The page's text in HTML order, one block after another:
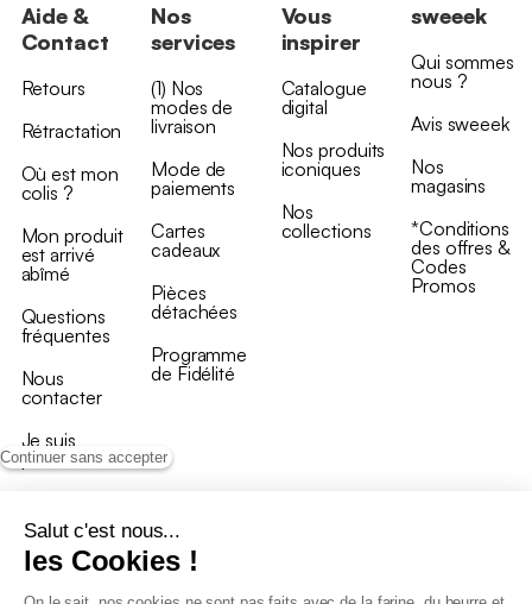
Continuer sans accepter
Salut c'est nous...
les Cookies !
Aide &
Contact
Retours
Rétractation
Où est mon
colis ?
Mon produit
est arrivé
abîmé
Questions
fréquentes
Nous
contacter
Je suis
professionnel
Nos
services
(1) Nos
modes de
livraison
Mode de
paiements
Cartes
cadeaux
Pièces
détachées
Programme
de Fidélité
Vous
inspirer
Catalogue
digital
Nos produits
iconiques
Nos
collections
sweeek
Qui sommes
nous ?
Avis sweeek
Nos
magasins
*Conditions
des offres &
Codes
Promos